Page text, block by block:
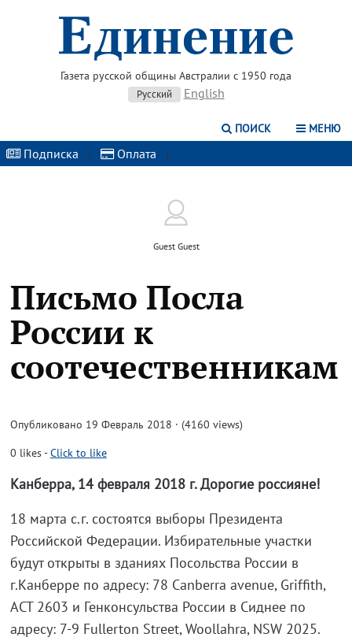
Газета русской общины Австралии с 1950 года
Русский English
ПОИСК МЕНЮ
Подписка | Оплата |
Guest Guest
Письмо Посла
России к
соотечественникам
Опубликовано 19 Февраль 2018 · (4160 views)
0 likes-Click to like
Канберра, 14 февраля 2018 г. Дорогие россияне!
18 марта с.г. состоятся выборы Президента
Российской Федерации. Избирательные участки
будут открыты в зданиях Посольства России в
г.Канберре по адресу: 78 Сanberra avenue, Griffith,
ACT 2603 и Генконсульства России в Сиднее по
адресу: 7-9 Fullerton Street, Woollahra, NSW 2025.